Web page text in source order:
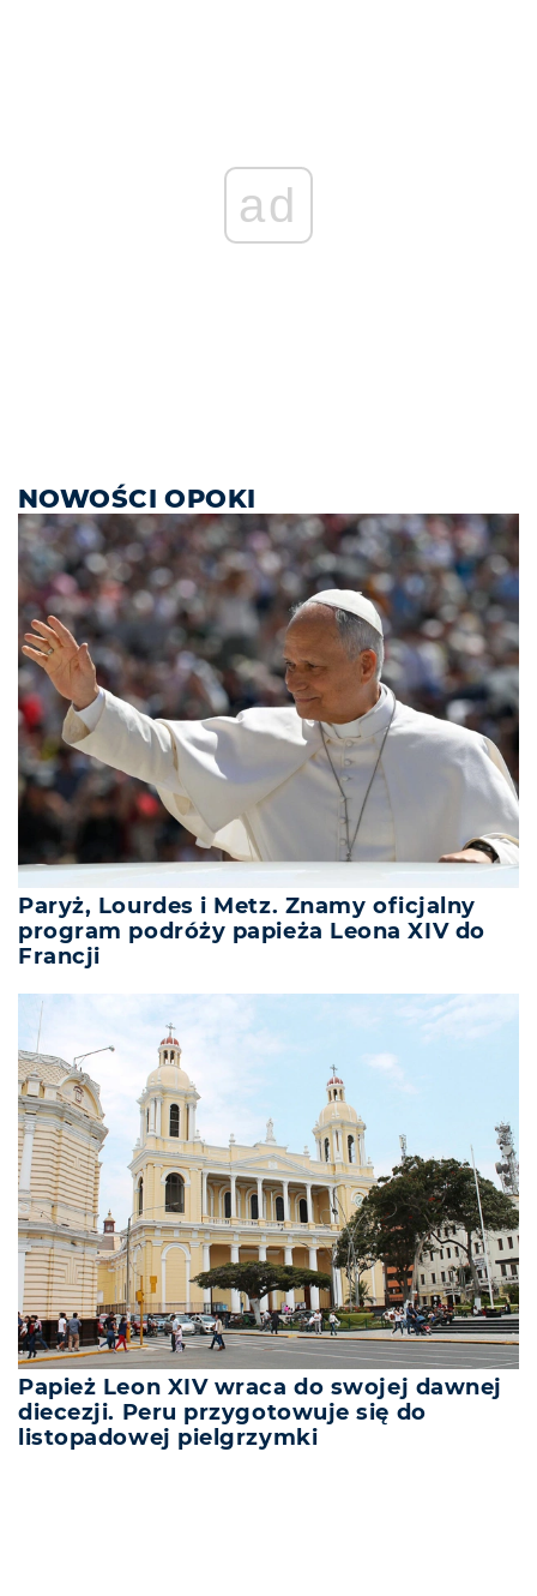
ad
NOWOŚCI OPOKI
Paryż, Lourdes i Metz. Znamy oficjalny
program podróży papieża Leona XIV do
Francji
Papież Leon XIV wraca do swojej dawnej
diecezji. Peru przygotowuje się do
listopadowej pielgrzymki